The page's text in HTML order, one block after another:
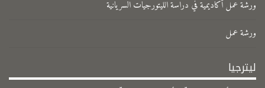
ورشة عمل أكاديمية في دراسة الليتورجيات السريانية
ورشة عمل
ليترجيا